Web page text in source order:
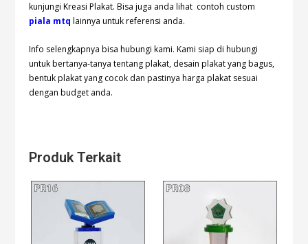
kunjungi Kreasi Plakat. Bisa juga anda lihat contoh custom
piala mtq lainnya untuk referensi anda.
Info selengkapnya bisa hubungikami. Kami siap di hubungi
untuk bertanya-tanya tentang plakat, desain plakat yang bagus,
bentuk plakat yang cocok dan pastinya harga plakat sesuai
dengan budget anda.
Produk Terkait